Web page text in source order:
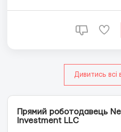
Вимоги до кандидата: -...
Дивитись всі
Прямий роботодавець
Investment LLC